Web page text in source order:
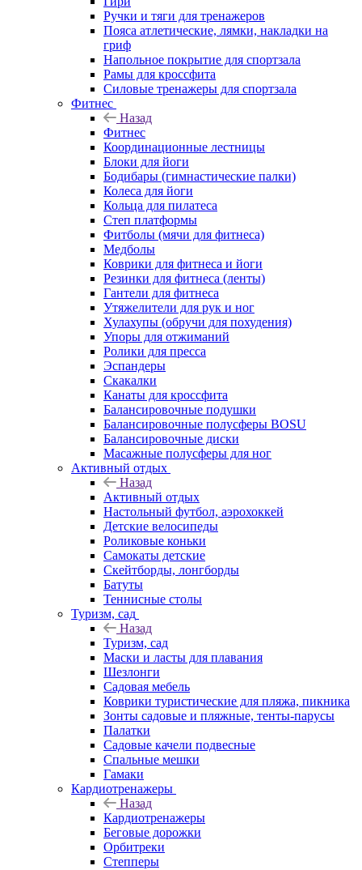
Ручки и тяги для тренажеров
Пояса атлетические, лямки, накладки на
гриф
Напольное покрытие для спортзала
Рамы для кроссфита
Силовые тренажеры для спортзала
Фитнес
Назад
Фитнес
Координационные лестницы
Блоки для йоги
Бодибары (гимнастические палки)
Колеса для йоги
Кольца для пилатеса
Степ платформы
Фитболы (мячи для фитнеса)
Медболы
Коврики для фитнеса и йоги
Резинки для фитнеса (ленты)
Гантели для фитнеса
Утяжелители для рук и ног
Хулахупы (обручи для похудения)
Упоры для отжиманий
Ролики для пресса
Эспандеры
Скакалки
Канаты для кроссфита
Балансировочные подушки
Балансировочные полусферы BOSU
Балансировочные диски
Масажные полусферы для ног
Активный отдых
Назад
Активный отдых
Настольный футбол, аэрохоккей
Детские велосипеды
Роликовые коньки
Самокаты детские
Скейтборды, лонгборды
Батуты
Теннисные столы
Туризм, сад
Назад
Туризм, сад
Маски и ласты для плавания
Шезлонги
Садовая мебель
Коврики туристические для пляжа, пикника
Зонты садовые и пляжные, тенты-парусы
Палатки
Садовые качели подвесные
Спальные мешки
Гамаки
Кардиотренажеры
Назад
Кардиотренажеры
Беговые дорожки
Орбитреки
Степперы